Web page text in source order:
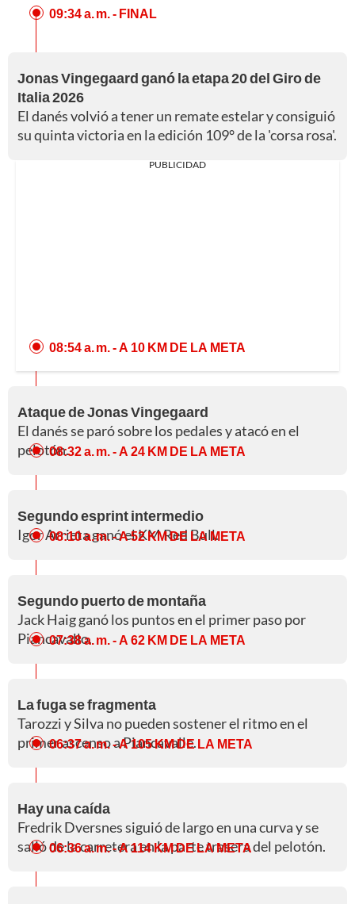
09:34 a. m.- FINAL
Jonas Vingegaard ganó la etapa 20 del Giro de
Italia 2026
El danés volvió a tener un remate estelar y consiguió
su quinta victoria en la edición 109° de la 'corsa rosa'.
PUBLICIDAD
08:54 a. m.- A 10 KM DE LA META
Ataque de Jonas Vingegaard
El danés se paró sobre los pedales y atacó en el
pelotón.08:32 a. m.- A 24 KM DE LA META
Segundo esprint intermedio
Igor Arrieta ganó el KM Red Bull.
08:10 a. m.- A 52 KM DE LA META
Segundo puerto de montaña
Jack Haig ganó los puntos en el primer paso por
Piancavallo.
07:38 a. m.- A 62 KM DE LA META
La fuga se fragmenta
Tarozzi y Silva no pueden sostener el ritmo en el
primer ascenso a Piancavalle.
06:37 a. m.- A 105 KM DE LA META
Hay una caída
Fredrik Dversnes siguió de largo en una curva y se
salió de la carretera en la parte trasera del pelotón.
06:36 a. m.- A 114 KM DE LA META